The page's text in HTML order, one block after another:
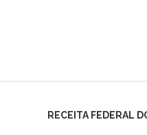
RECEITA FEDERAL